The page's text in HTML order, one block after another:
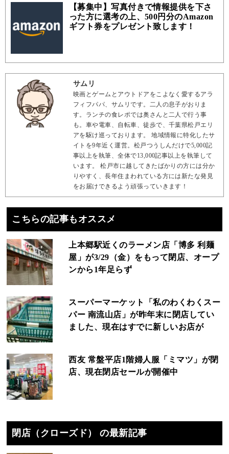
【募集中】写真付きで情報提供を下さ
った方に選考の上、500円分のAmazon
ギフト券をプレゼント致します！
サムリ
映画とゲームとアウトドアをこよなく愛するアラ
フィフパパ、サムリです。二人の息子がおりま
す。ランチの食レポでは奥さんと二人で行う事
も。車や電車、自転車、徒歩で、千葉県松戸エリ
アを駆け巡っております。 地域情報に特化したサ
イトを9年近く運営。松戸つうしんだけで5,000記
事以上を執筆、全体で13,000記事以上を執筆して
います。 松戸市に越してきたばかりの方には分か
りやすく、長年住まわれている方には新たな発見
をお届けできるよう頑張っていきます！
こちらの記事もオススメ
上本郷駅近くのラーメン店「博多 利麺
屋」が3/29（金）をもって閉店、オープ
ンから1年足らず
スーパーマーケット「私のわくわくスー
パー 南流山店」が昨年末に閉店してい
ました、現在はすでに新しいお店が
西友 常盤平店1階婦人服「ミマツ」が閉
店、現在閉店セールが開催中
閉店（クローズド） の最新記事